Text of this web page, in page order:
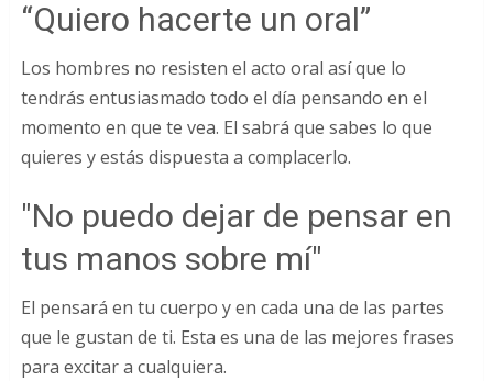
“Quiero hacerte un oral”
Los hombres no resisten el acto oral así que lo
tendrás entusiasmado todo el día pensando en el
momento en que te vea. El sabrá que sabes lo que
quieres y estás dispuesta a complacerlo.
"No puedo dejar de pensar en
tus manos sobre mí"
El pensará en tu cuerpo y en cada una de las partes
que le gustan de ti. Esta es una de las mejores frases
para excitar a cualquiera.